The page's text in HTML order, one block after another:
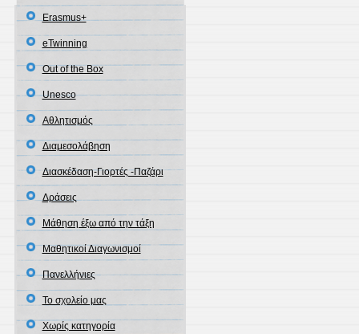
Erasmus+
eTwinning
Out of the Box
Unesco
Αθλητισμός
Διαμεσολάβηση
Διασκέδαση-Γιορτές -Παζάρι
Δράσεις
Μάθηση έξω από την τάξη
Μαθητικοί Διαγωνισμοί
Πανελλήνιες
Το σχολείο μας
Χωρίς κατηγορία